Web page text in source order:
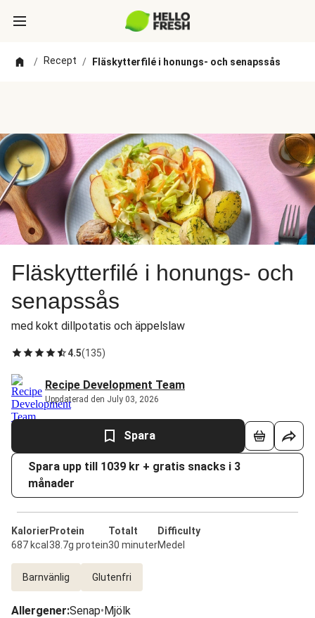
/ Recept / Fläskytterfilé i honungs- och senapssås
Fläskytterfilé i honungs- och
senapssås
med kokt dillpotatis och äppelslaw
4.5(135)
Recipe Development Team
Uppdaterad den July 03, 2026
Spara
Spara upp till 1039 kr + gratis snacks i 3
månader
Kalorier
687 kcal
Protein
38.7g protein
Totalt
30 minuter
Difficulty
Medel
Barnvänlig Glutenfri
Allergener:Senap•Mjölk